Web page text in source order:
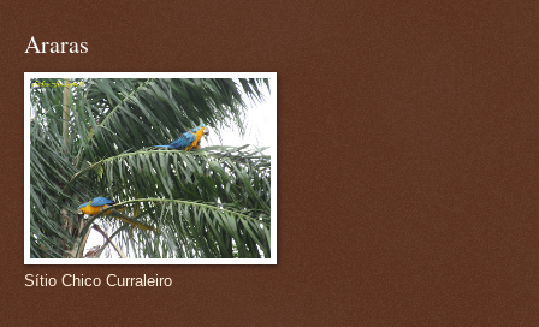
Araras
Sítio Chico Curraleiro